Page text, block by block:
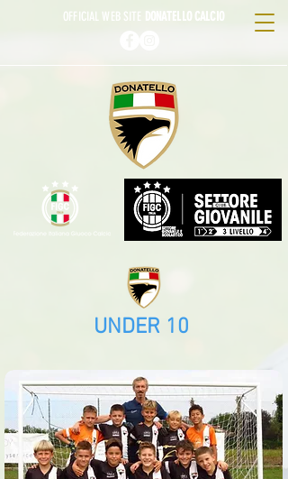
OFFICIAL WEB SITE DONATELLO CALCIO
UNDER 10